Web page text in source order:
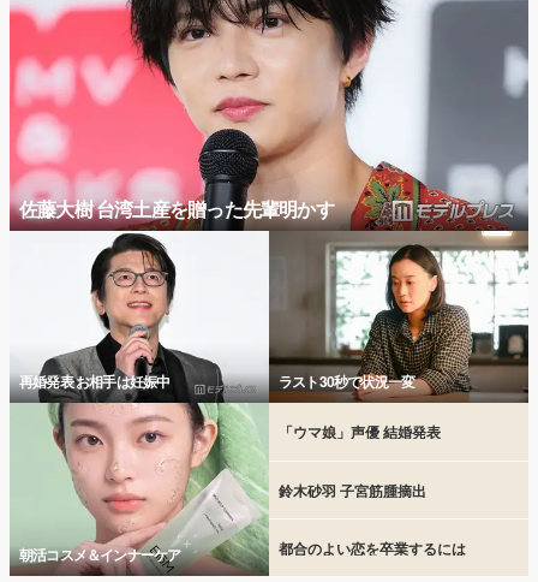
佐藤大樹 台湾土産を贈った先輩明かす
再婚発表 お相手は妊娠中 ラスト30秒で状況一変
朝活コスメ＆インナーケア
「ウマ娘」声優 結婚発表
鈴木砂羽 子宮筋腫摘出
都合のよい恋を卒業するには